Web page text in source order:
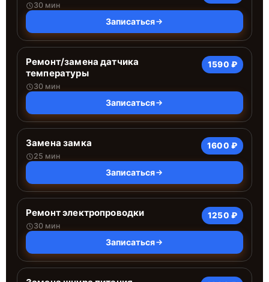
30 мин
Записаться
Ремонт/замена датчика
температуры
30 мин
1590 ₽
Записаться
Замена замка
25 мин
1600 ₽
Записаться
Ремонт электропроводки
30 мин
1250 ₽
Записаться